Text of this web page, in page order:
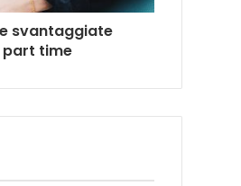
svantaggiate
part time